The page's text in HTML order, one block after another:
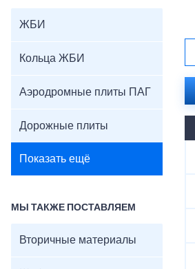
ЖБИ
Кольца ЖБИ
Аэродромные плиты ПАГ
Дорожные плиты
Показать ещё
МЫ ТАКЖЕ ПОСТАВЛЯЕМ
Вторичные материалы